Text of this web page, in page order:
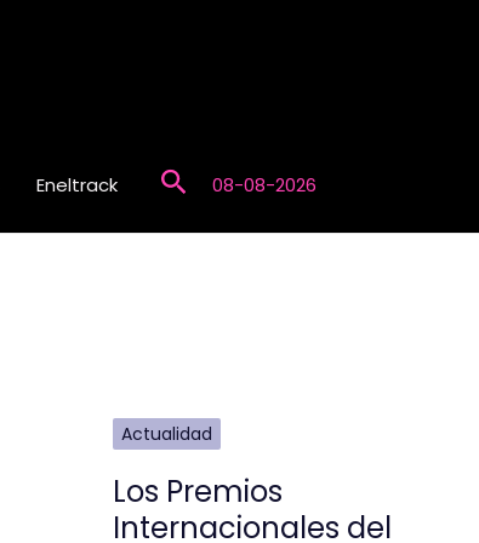
Eneltrack Buscar08-08-2026
Actualidad
Los Premios
Internacionales del